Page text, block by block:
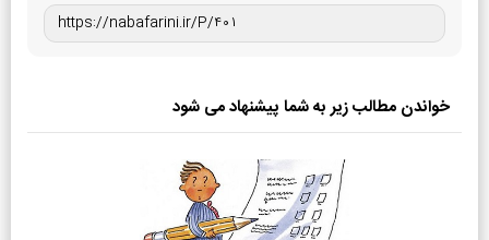
خواندن مطالب زیر به شما پیشنهاد می شود